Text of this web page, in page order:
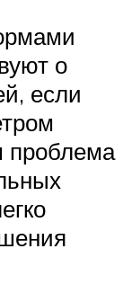
о
если
проблема